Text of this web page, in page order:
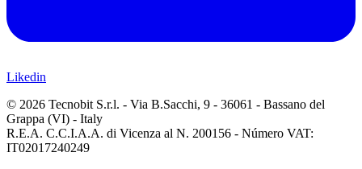
Likedin
© 2026 Tecnobit S.r.l. - Via B.Sacchi, 9 - 36061 - Bassano del
Grappa (VI) - Italy
R.E.A. C.C.I.A.A. di Vicenza al N. 200156 - Número VAT:
IT02017240249